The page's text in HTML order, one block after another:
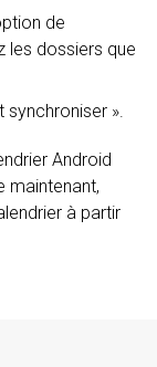
de
les dossiers que
synchroniser ».
Android
maintenant,
à partir